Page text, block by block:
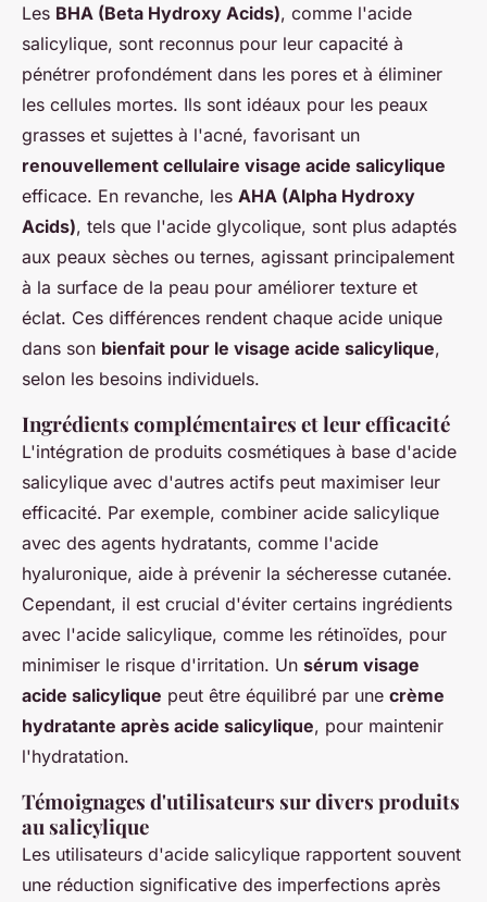
Les BHA (Beta Hydroxy Acids), comme l'acide
salicylique, sont reconnus pour leur capacité à
pénétrer profondément dans les pores et à éliminer
les cellules mortes. Ils sont idéaux pour les peaux
grasses et sujettes à l'acné, favorisant un
renouvellement cellulaire visage acide salicylique
efficace. En revanche, les AHA (Alpha Hydroxy
Acids), tels que l'acide glycolique, sont plus adaptés
aux peaux sèches ou ternes, agissant principalement
à la surface de la peau pour améliorer texture et
éclat. Ces différences rendent chaque acide unique
dans son bienfait pour le visage acide salicylique,
selon les besoins individuels.
Ingrédients complémentaires et leur efficacité
L'intégration de produits cosmétiques à base d'acide
salicylique avec d'autres actifs peut maximiser leur
efficacité. Par exemple, combiner acide salicylique
avec des agents hydratants, comme l'acide
hyaluronique, aide à prévenir la sécheresse cutanée.
Cependant, il est crucial d'éviter certains ingrédients
avec l'acide salicylique, comme les rétinoïdes, pour
minimiser le risque d'irritation. Un sérum visage
acide salicylique peut être équilibré par une crème
hydratante après acide salicylique, pour maintenir
l'hydratation.
Témoignages d'utilisateurs sur divers produits
au salicylique
Les utilisateurs d'acide salicylique rapportent souvent
une réduction significative des imperfections après